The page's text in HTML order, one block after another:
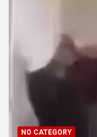
NO CATEGORY